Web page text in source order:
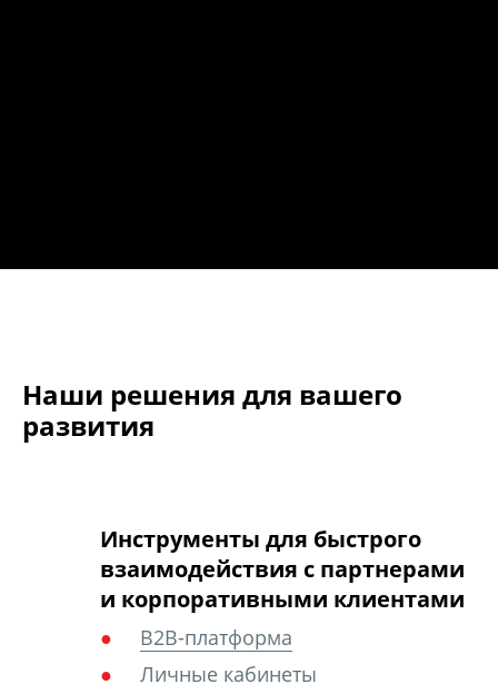
Наши решения для вашего
развития
Инструменты для быстрого
взаимодействия с партнерами
и корпоративными клиентами
B2B-платформа
Личные кабинеты